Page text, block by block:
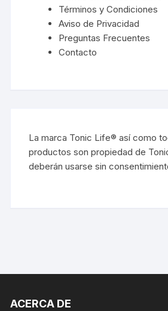
Términos y Condiciones
Aviso de Privacidad
Preguntas Frecuentes
Contacto
La marca Tonic Life® así como
productos son propiedad de
deberán usarse sin
ACERCA DE